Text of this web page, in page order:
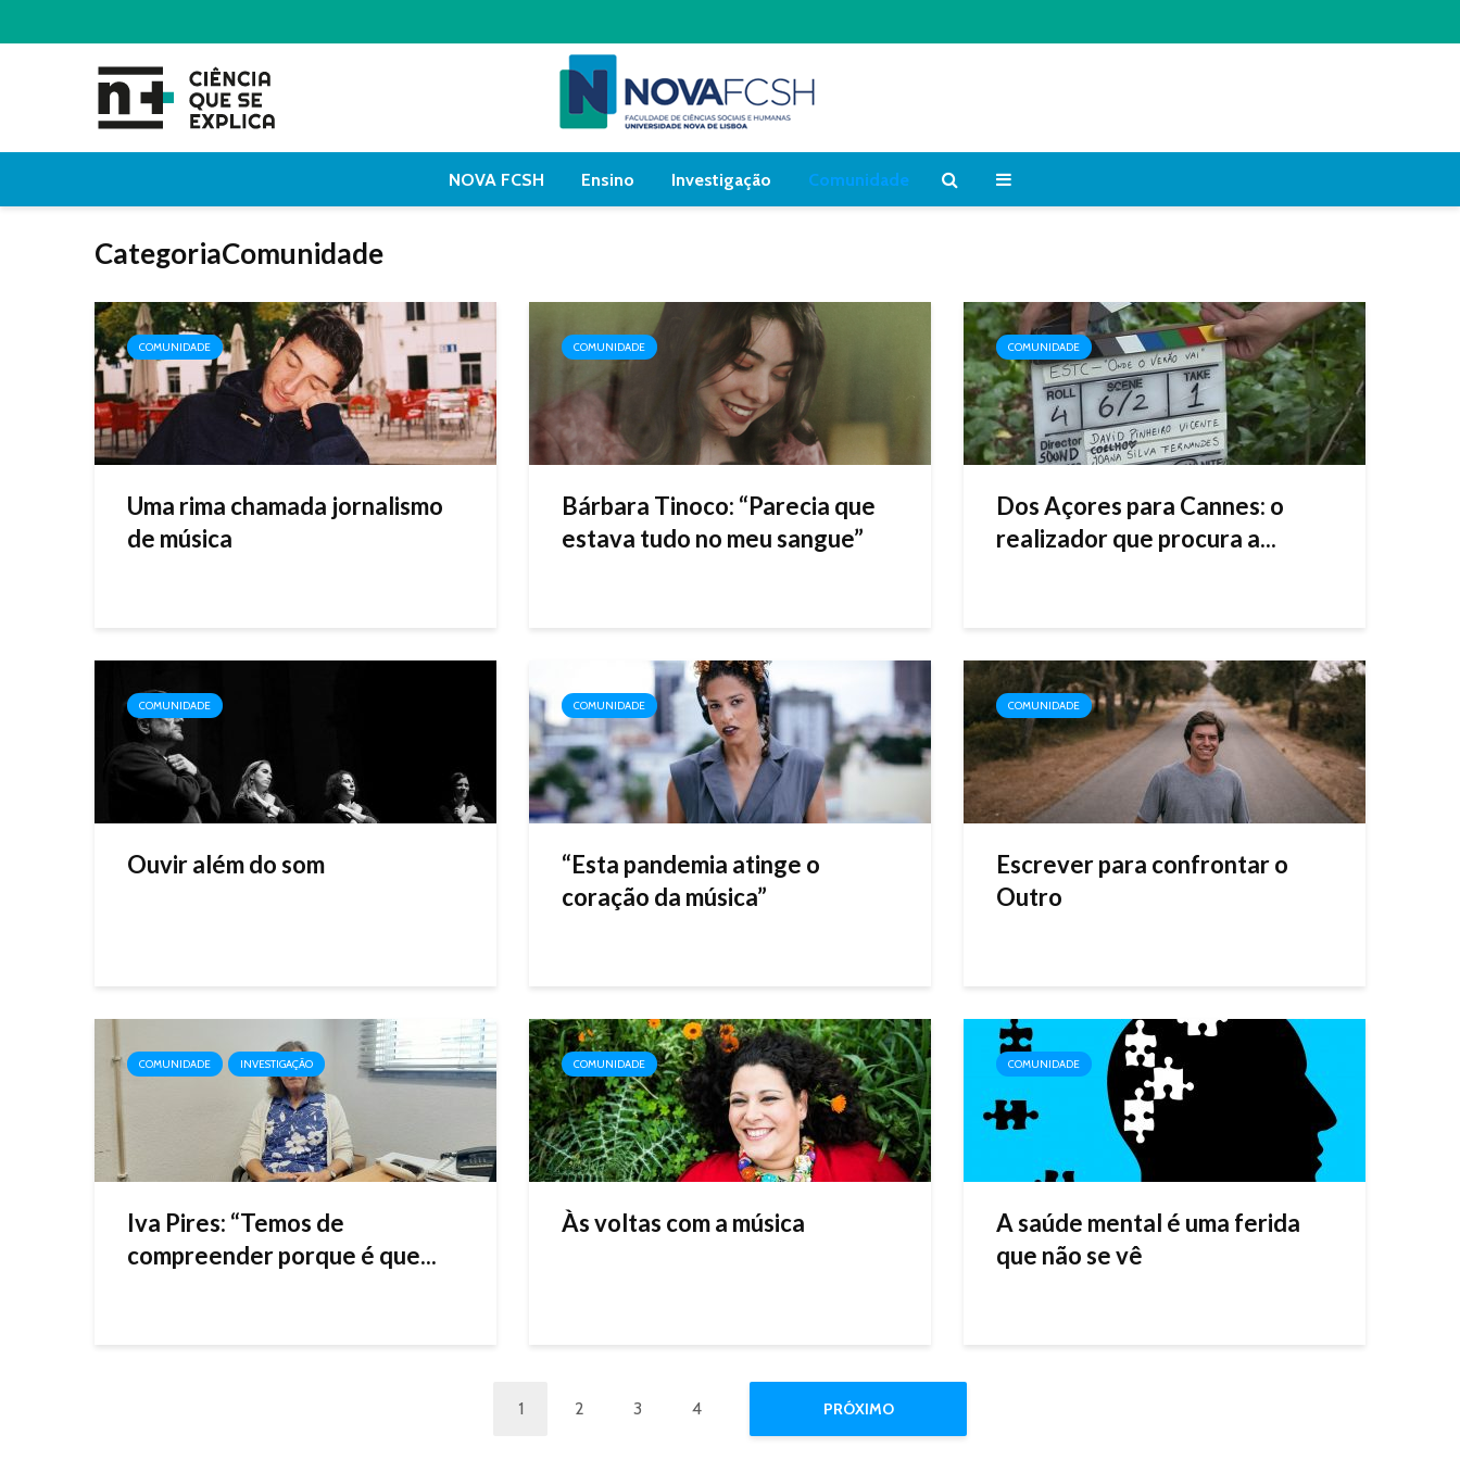
NOVA FCSH Ensino Investigação Comunidade
CategoriaComunidade
COMUNIDADE
Uma rima chamada jornalismo
de música
COMUNIDADE
Bárbara Tinoco: “Parecia que
estava tudo no meu sangue”
COMUNIDADE
Dos Açores para Cannes: o
realizador que procura a...
COMUNIDADE
Ouvir além do som
COMUNIDADE
“Esta pandemia atinge o
coração da música”
COMUNIDADE
Escrever para confrontar o
Outro
COMUNIDADE INVESTIGAÇÃO
Iva Pires: “Temos de
compreender porque é que...
COMUNIDADE
Às voltas com a música
COMUNIDADE
A saúde mental é uma ferida
que não se vê
1 2 3 4 PRÓXIMO